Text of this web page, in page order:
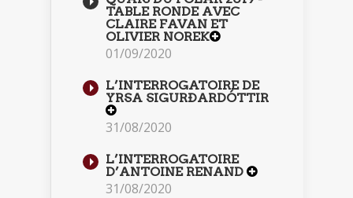
TABLE RONDE AVEC
CLAIRE FAVAN ET
OLIVIER NOREK
01/09/2020
L’INTERROGATOIRE DE
YRSA SIGURÐARDÓTTIR
31/08/2020
L’INTERROGATOIRE
D’ANTOINE RENAND
31/08/2020